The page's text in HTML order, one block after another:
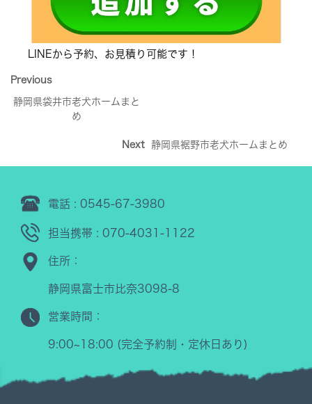
LINEから予約、お見積り可能です！
Previous
静岡県袋井市老犬ホームまと
め
Next 静岡県裾野市老犬ホームまとめ
電話 : 0545-67-3980
担当携帯 : 070-4031-1122
住所：
静岡県富士市比奈3098-8
営業時間：
9:00~18:00 (完全予約制・定休日あり)